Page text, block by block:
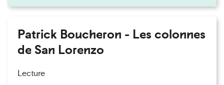
Patrick Boucheron - Les colonnes
de San Lorenzo
Lecture